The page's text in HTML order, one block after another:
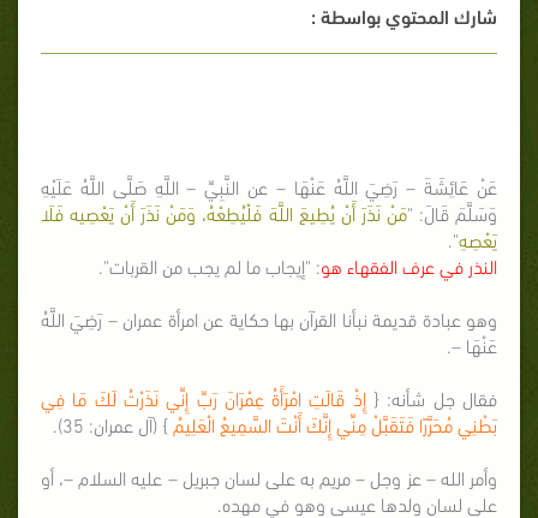
شارك المحتوي بواسطة :
عَنْ عَائِشَةَ – رَضِيَ اللَّهُ عَنْهَا – عن النَّبِيِّ – اللَّهِ صَلَّى اللَّهُ عَلَيْهِ
وَسَلَّمَ قَالَ: "مَنْ نَذَرَ أَنْ يُطِيعَ اللَّهَ فَلْيُطِعْهُ، وَمَنْ نَذَرَ أَنْ يَعْصِيه فَلَا
يَعْصِهِ".
النذر في عرف الفقهاء هو: "إيجاب ما لم يجب من القربات".
وهو عبادة قديمة نبأنا القرآن بها حكاية عن امرأة عمران – رَضِيَ اللَّهُ
عَنْهَا –.
فقال جل شأنه: { إِذْ قَالَتِ امْرَأَةُ عِمْرَانَ رَبِّ إِنِّي نَذَرْتُ لَكَ مَا فِي
بَطْنِي مُحَرَّرًا فَتَقَبَّلْ مِنِّي إِنَّكَ أَنْتَ السَّمِيعُ الْعَلِيمُ } (آل عمران: 35).
وأمر الله – عز وجل – مريم به على لسان جبريل – عليه السلام –، أو
على لسان ولدها عيسى وهو في مهده.